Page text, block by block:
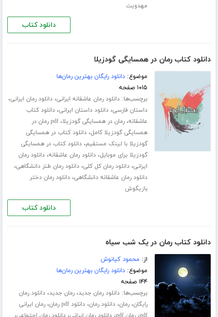
مهدویت
دانلود کتاب
دانلود کتاب رمان در همسایگی گودزیلا
موضوع:دانلود رایگان بهترین رمان‌ها
۱۰۱۵ صفحه
برچسب‌ها:دانلود رمان عاشقانه ایرانی،دانلود رمان ایرانی،
داستان فارسی،دانلود داستان ایرانی،دانلود کتاب
عاشقانه،رمان در همسایگی گودزیلا،
pdf رمان در
همسایگی گودزیلا کامل،دانلود کتاب در همسایگی
گودزیلا با لینک مستقیم،دانلود کتاب در همسایگی
گودزیلا برای موبایل،دانلود رمان عاشقانه،دانلود رمان
ایرانی،دانلود رمان کل کلی،دانلود رمان طنز دانشگاهی،
دانلود رمان عاشقانه دانشگاهی،دانلود رمان دختر
بازیگوش
دانلود کتاب
دانلود کتاب رمان در یک شب سیاه
از: محمود کیانوش
موضوع:دانلود رایگان بهترین رمان‌ها
۱۴۴ صفحه
برچسب‌ها:دانلود رمان جدید،رمان جدید،دانلود رمان
رایگان،رمان،دانلود رمان،دانلود pdf رمان ،رمان ایرانی